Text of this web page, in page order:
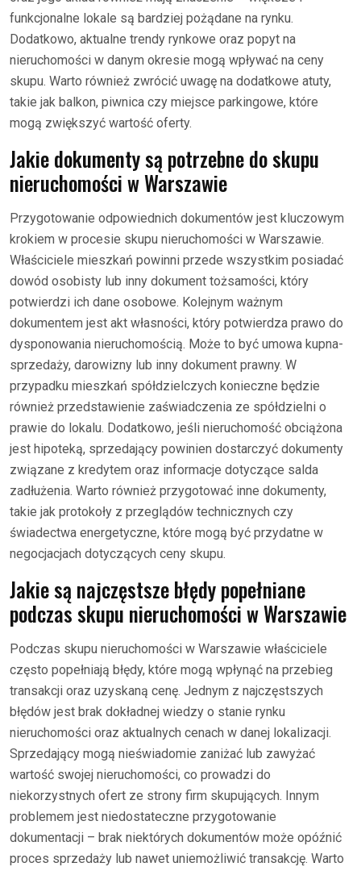
funkcjonalne lokale są bardziej pożądane na rynku.
Dodatkowo, aktualne trendy rynkowe oraz popyt na
nieruchomości w danym okresie mogą wpływać na ceny
skupu. Warto również zwrócić uwagę na dodatkowe atuty,
takie jak balkon, piwnica czy miejsce parkingowe, które
mogą zwiększyć wartość oferty.
Jakie dokumenty są potrzebne do skupu
nieruchomości w Warszawie
Przygotowanie odpowiednich dokumentów jest kluczowym
krokiem w procesie skupu nieruchomości w Warszawie.
Właściciele mieszkań powinni przede wszystkim posiadać
dowód osobisty lub inny dokument tożsamości, który
potwierdzi ich dane osobowe. Kolejnym ważnym
dokumentem jest akt własności, który potwierdza prawo do
dysponowania nieruchomością. Może to być umowa kupna-
sprzedaży, darowizny lub inny dokument prawny. W
przypadku mieszkań spółdzielczych konieczne będzie
również przedstawienie zaświadczenia ze spółdzielni o
prawie do lokalu. Dodatkowo, jeśli nieruchomość obciążona
jest hipoteką, sprzedający powinien dostarczyć dokumenty
związane z kredytem oraz informacje dotyczące salda
zadłużenia. Warto również przygotować inne dokumenty,
takie jak protokoły z przeglądów technicznych czy
świadectwa energetyczne, które mogą być przydatne w
negocjacjach dotyczących ceny skupu.
Jakie są najczęstsze błędy popełniane
podczas skupu nieruchomości w Warszawie
Podczas skupu nieruchomości w Warszawie właściciele
często popełniają błędy, które mogą wpłynąć na przebieg
transakcji oraz uzyskaną cenę. Jednym z najczęstszych
błędów jest brak dokładnej wiedzy o stanie rynku
nieruchomości oraz aktualnych cenach w danej lokalizacji.
Sprzedający mogą nieświadomie zaniżać lub zawyżać
wartość swojej nieruchomości, co prowadzi do
niekorzystnych ofert ze strony firm skupujących. Innym
problemem jest niedostateczne przygotowanie
dokumentacji – brak niektórych dokumentów może opóźnić
proces sprzedaży lub nawet uniemożliwić transakcję. Warto